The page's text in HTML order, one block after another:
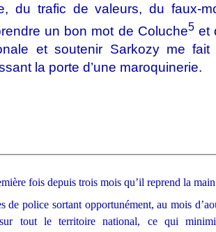
du trafic de valeurs, du faux-
un bon mot de Coluche5et
et soutenir Sarkozy me
la porte d’une maroquinerie.
fois depuis trois mois qu’il reprend la
de police sortant opportunément, au mois
tout le territoire national, ce qui